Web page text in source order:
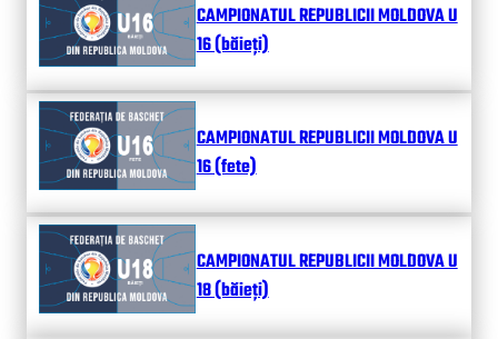
CAMPIONATUL REPUBLICII MOLDOVA U
16 (băieți)
CAMPIONATUL REPUBLICII MOLDOVA U
16 (fete)
CAMPIONATUL REPUBLICII MOLDOVA U
18 (băieți)